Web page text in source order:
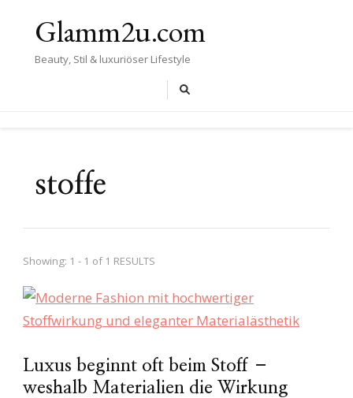
Glamm2u.com
Beauty, Stil & luxuriöser Lifestyle
stoffe
Showing: 1 - 1 of 1 RESULTS
Luxus beginnt oft beim Stoff –
weshalb Materialien die Wirkung